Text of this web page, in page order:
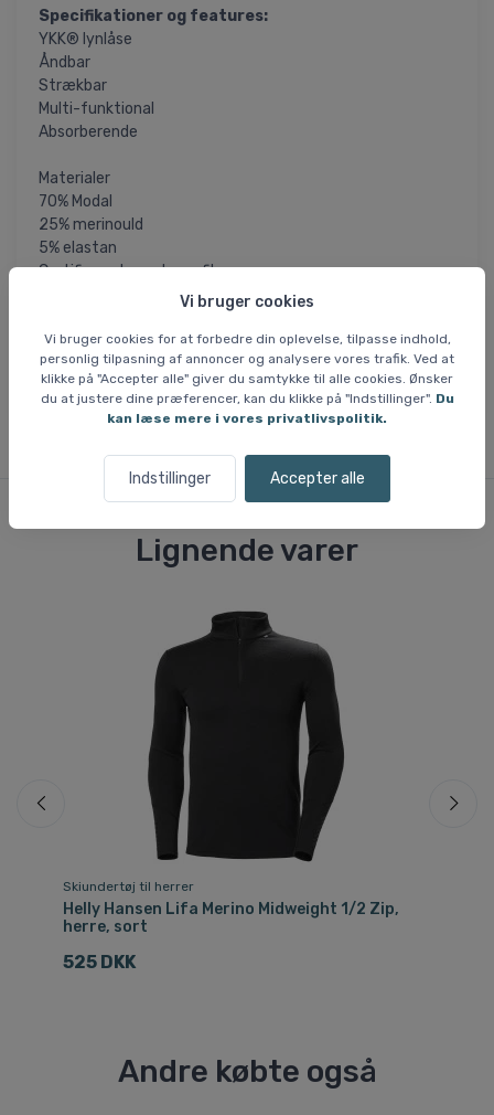
Vi bruger cookies
Vi bruger cookies for at forbedre din oplevelse, tilpasse indhold,
personlig tilpasning af annoncer og analysere vores trafik. Ved at
klikke på "Accepter alle" giver du samtykke til alle cookies. Ønsker
du at justere dine præferencer, kan du klikke på "Indstillinger". Du
kan læse mere i vores privatlivspolitik.
Indstillinger Accepter alle
Specifikationer og features:
YKK® lynlåse
Åndbar
Strækbar
Multi-funktional
Absorberende
Materialer
70% Modal
25% merinould
5% elastan
Certificerede genbrugsfibre
Stofvægt 250 g / m2
SLUTSALG
= Varen er permanent nedsat i pris og kommer
ikke tilbage, når nuværende lager er solgt. Utilgængelige
størrelser kan ikke skaffes.
Lignende varer
Skiundertøj til herrer
Helly Hansen Lifa Merino Midweight 1/2 Zip,
herre, sort
525 DKK
Andre købte også